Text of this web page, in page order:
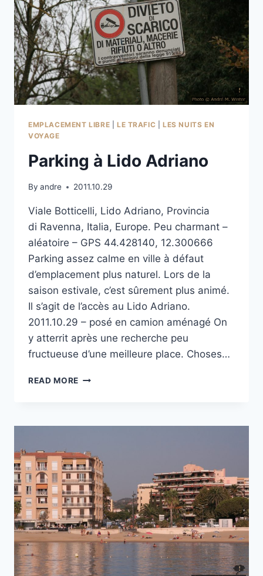
EMPLACEMENT LIBRE LE TRAFIC |LES NUITS EN
VOYAGE
Parking à Lido Adriano
By andre 2011.10.29
Viale Botticelli, Lido Adriano, Provincia
di Ravenna, Italia, Europe. Peu charmant –
aléatoire – GPS 44.428140, 12.300666
Parking assez calme en ville à défaut
d’emplacement plus naturel. Lors de la
saison estivale, c’est sûrement plus animé.
Il s’agit de l’accès au Lido Adriano.
2011.10.29 – posé en camion aménagé On
y atterrit après une recherche peu
fructueuse d’une meilleure place. Choses…
READ MORE PARKING